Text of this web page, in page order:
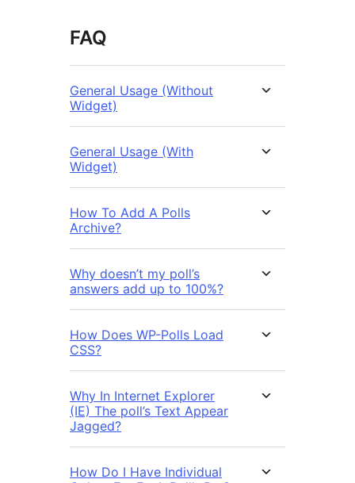
FAQ
General Usage (Without
Widget)
General Usage (With
Widget)
How To Add A Polls
Archive?
Why doesn’t my poll’s
answers add up to 100%?
How Does WP-Polls Load
CSS?
Why In Internet Explorer
(IE) The poll’s Text Appear
Jagged?
How Do I Have Individual